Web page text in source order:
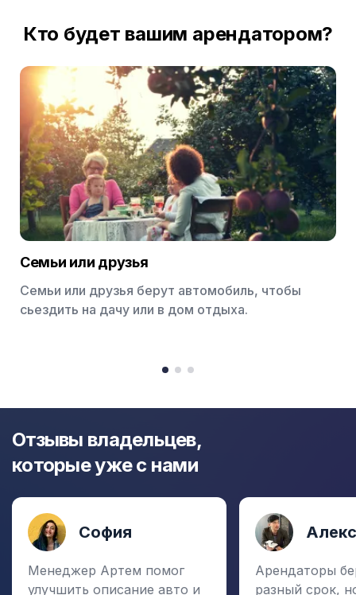
Кто будет вашим арендатором?
Семьи или друзья
Семьи или друзья берут автомобиль, чтобы
сьездить на дачу или в дом отдыха.
item
itemitem
3
Отзывы владельцев,
которые уже с нами
София
Менеджер Артем помог
улучшить описание авто и
Арендаторы
разный срок,